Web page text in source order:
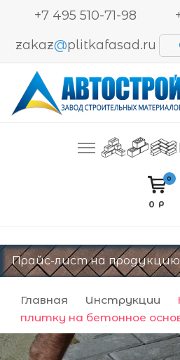
+7 495 510-71-98
zakaz@plitkafasad.ru
Автострой. Завод строительных материалов
Производство и продажа
блоков BESSER, кирпича
0
0 Р
Прайс-лист на
Главная Инструкции
плитку на бетонное